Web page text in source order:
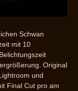
Schwan
mit 10
Original
und
Final Cut pro am